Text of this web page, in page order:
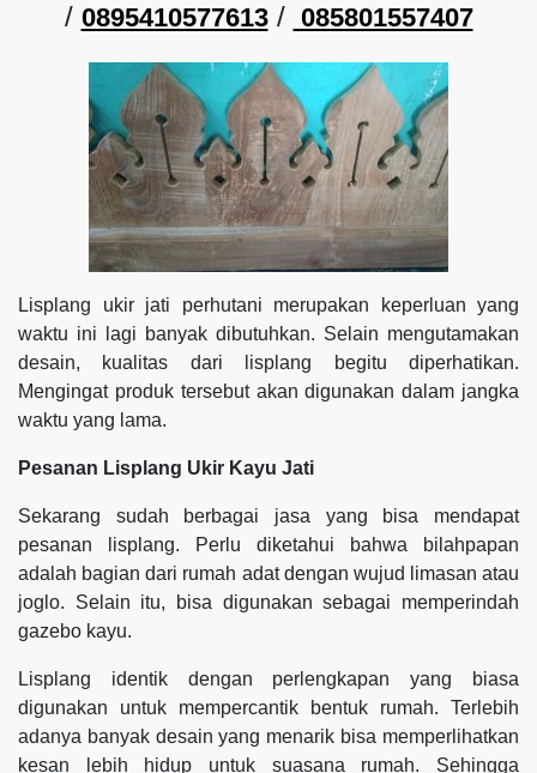
/ 0895410577613/ 085801557407
Lisplang ukir jati perhutani merupakan keperluan yang
waktu ini lagi banyak dibutuhkan. Selain mengutamakan
desain, kualitas dari lisplang begitu diperhatikan.
Mengingat produk tersebut akan digunakan dalam jangka
waktu yang lama.
Pesanan Lisplang Ukir Kayu Jati
Sekarang sudah berbagai jasa yang bisa mendapat
pesanan lisplang. Perlu diketahui bahwa bilahpapan
adalah bagian dari rumah adat dengan wujud limasan atau
joglo. Selain itu, bisa digunakan sebagai memperindah
gazebo kayu.
Lisplang identik dengan perlengkapan yang biasa
digunakan untuk mempercantik bentuk rumah. Terlebih
adanya banyak desain yang menarik bisa memperlihatkan
kesan lebih hidup untuk suasana rumah. Sehingga